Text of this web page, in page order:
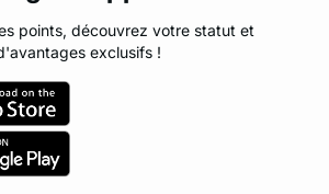
points, découvrez votre statut et
exclusifs !